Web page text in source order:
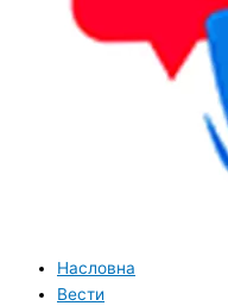
Насловна
Вести